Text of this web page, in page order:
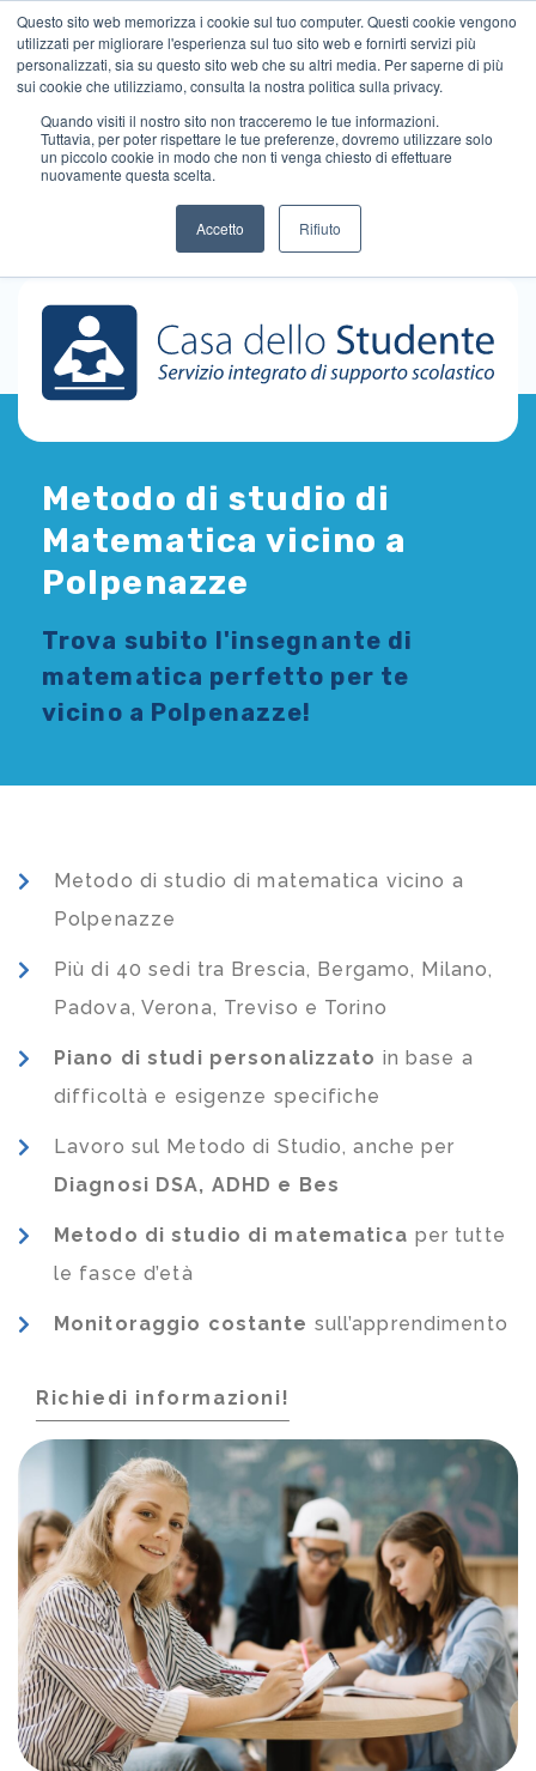
Questo sito web memorizza i cookie sul tuo computer. Questi cookie vengono
utilizzati per migliorare l'esperienza sul tuo sito web e fornirti servizi più
personalizzati, sia su questo sito web che su altri media. Per saperne di più
sui cookie che utilizziamo, consulta la nostra politica sulla privacy.
Quando visiti il ​​nostro sito non tracceremo le tue informazioni.
Tuttavia, per poter rispettare le tue preferenze, dovremo utilizzare solo
un piccolo cookie in modo che non ti venga chiesto di effettuare
nuovamente questa scelta.
Accetto Rifiuto
Metodo di studio di
Matematica vicino a
Polpenazze
Trova subito l'insegnante di
matematica perfetto per te
vicino a Polpenazze!
Metodo di studio di matematica vicino a
Polpenazze
Più di 40 sedi tra Brescia, Bergamo, Milano,
Padova, Verona, Treviso e Torino
Piano di studi personalizzato in base a
difficoltà e esigenze specifiche
Lavoro sul Metodo di Studio, anche per
Diagnosi DSA, ADHD e Bes
Metodo di studio di matematica per tutte
le fasce d’età
Monitoraggio costante sull’apprendimento
Richiedi informazioni!